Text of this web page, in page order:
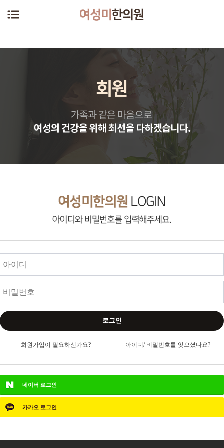
로그인
회원가입이 필요하신가요? 아이디/ 비밀번호를 잊으셨나요?
네이버 로그인
카카오 로그인